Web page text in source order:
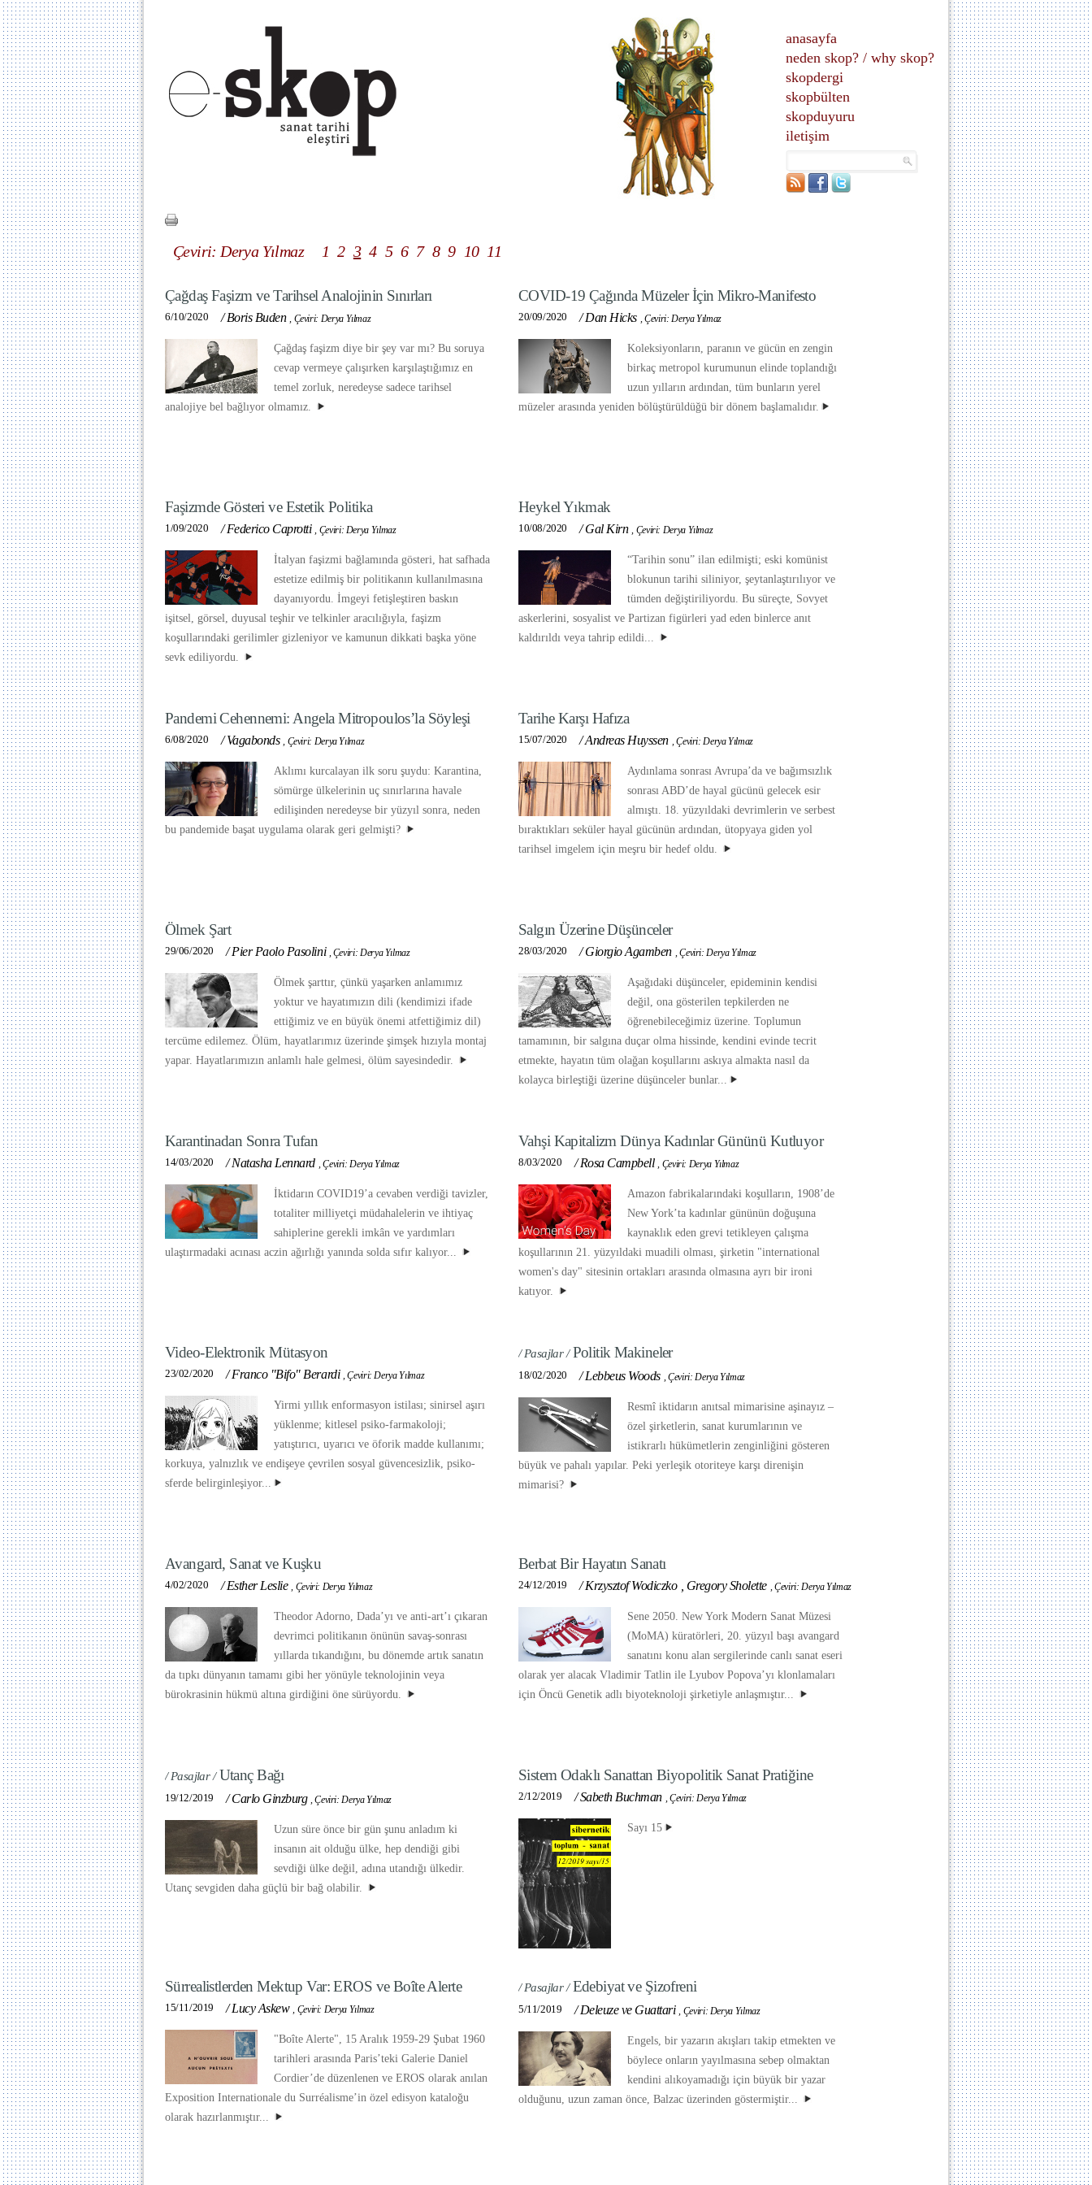
anasayfa
neden skop? / why skop?
skopdergi
skopbülten
skopduyuru
iletişim
Çeviri: Derya Yılmaz 1 2 3 4 5 6 7 8 9 10 11
Çağdaş Faşizm ve Tarihsel Analojinin Sınırları
6/10/2020 /Boris Buden , Çeviri: Derya Yılmaz
Çağdaş faşizm diye bir şey var mı? Bu soruya
cevap vermeye çalışırken karşılaştığımız en
temel zorluk, neredeyse sadece tarihsel
analojiye bel bağlıyor olmamız.
COVID-19 Çağında Müzeler İçin Mikro-Manifesto
20/09/2020 /Dan Hicks ,Çeviri: Derya Yılmaz
Koleksiyonların, paranın ve gücün en zengin
birkaç metropol kurumunun elinde toplandığı
uzun yılların ardından, tüm bunların yerel
müzeler arasında yeniden bölüştürüldüğü bir dönem başlamalıdır.
Faşizmde Gösteri ve Estetik Politika
1/09/2020 /Federico Caprotti , Çeviri: Derya Yılmaz
İtalyan faşizmi bağlamında gösteri, hat safhada
estetize edilmiş bir politikanın kullanılmasına
dayanıyordu. İmgeyi fetişleştiren baskın
işitsel, görsel, duyusal teşhir ve telkinler aracılığıyla, faşizm
koşullarındaki gerilimler gizleniyor ve kamunun dikkati başka yöne
sevk ediliyordu.
Heykel Yıkmak
10/08/2020 /Gal Kirn , Çeviri: Derya Yılmaz
“Tarihin sonu” ilan edilmişti; eski komünist
blokunun tarihi siliniyor, şeytanlaştırılıyor ve
tümden değiştiriliyordu. Bu süreçte, Sovyet
askerlerini, sosyalist ve Partizan figürleri yad eden binlerce anıt
kaldırıldı veya tahrip edildi...
Pandemi Cehennemi: Angela Mitropoulos’la Söyleşi
6/08/2020 /Vagabonds , Çeviri: Derya Yılmaz
Aklımı kurcalayan ilk soru şuydu: Karantina,
sömürge ülkelerinin uç sınırlarına havale
edilişinden neredeyse bir yüzyıl sonra, neden
bu pandemide başat uygulama olarak geri gelmişti?
Tarihe Karşı Hafıza
15/07/2020 /Andreas Huyssen ,Çeviri: Derya Yılmaz
Aydınlama sonrası Avrupa’da ve bağımsızlık
sonrası ABD’de hayal gücünü gelecek esir
almıştı. 18. yüzyıldaki devrimlerin ve serbest
bıraktıkları seküler hayal gücünün ardından, ütopyaya giden yol
tarihsel imgelem için meşru bir hedef oldu.
Ölmek Şart
29/06/2020 /Pier Paolo Pasolini ,Çeviri: Derya Yılmaz
Ölmek şarttır, çünkü yaşarken anlamımız
yoktur ve hayatımızın dili (kendimizi ifade
ettiğimiz ve en büyük önemi atfettiğimiz dil)
tercüme edilemez. Ölüm, hayatlarımız üzerinde şimşek hızıyla montaj
yapar. Hayatlarımızın anlamlı hale gelmesi, ölüm sayesindedir.
Salgın Üzerine Düşünceler
28/03/2020 /Giorgio Agamben ,Çeviri: Derya Yılmaz
Aşağıdaki düşünceler, epideminin kendisi
değil, ona gösterilen tepkilerden ne
öğrenebileceğimiz üzerine. Toplumun
tamamının, bir salgına duçar olma hissinde, kendini evinde tecrit
etmekte, hayatın tüm olağan koşullarını askıya almakta nasıl da
kolayca birleştiği üzerine düşünceler bunlar...
Karantinadan Sonra Tufan
14/03/2020 /Natasha Lennard ,Çeviri: Derya Yılmaz
İktidarın COVID19’a cevaben verdiği tavizler,
totaliter milliyetçi müdahalelerin ve ihtiyaç
sahiplerine gerekli imkân ve yardımları
ulaştırmadaki acınası aczin ağırlığı yanında solda sıfır kalıyor...
Vahşi Kapitalizm Dünya Kadınlar Gününü Kutluyor
8/03/2020 /Rosa Campbell , Çeviri: Derya Yılmaz
Amazon fabrikalarındaki koşulların, 1908’de
New York’ta kadınlar gününün doğuşuna
kaynaklık eden grevi tetikleyen çalışma
koşullarının 21. yüzyıldaki muadili olması, şirketin "international
women's day" sitesinin ortakları arasında olmasına ayrı bir ironi
katıyor.
Video-Elektronik Mütasyon
23/02/2020 /Franco "Bifo" Berardi ,Çeviri: Derya Yılmaz
Yirmi yıllık enformasyon istilası; sinirsel aşırı
yüklenme; kitlesel psiko-farmakoloji;
yatıştırıcı, uyarıcı ve öforik madde kullanımı;
korkuya, yalnızlık ve endişeye çevrilen sosyal güvencesizlik, psiko-
sferde belirginleşiyor...
/ Pasajlar /Politik Makineler
18/02/2020 /Lebbeus Woods ,Çeviri: Derya Yılmaz
Resmî iktidarın anıtsal mimarisine aşinayız –
özel şirketlerin, sanat kurumlarının ve
istikrarlı hükümetlerin zenginliğini gösteren
büyük ve pahalı yapılar. Peki yerleşik otoriteye karşı direnişin
mimarisi?
Avangard, Sanat ve Kuşku
4/02/2020 /Esther Leslie , Çeviri: Derya Yılmaz
Theodor Adorno, Dada’yı ve anti-art’ı çıkaran
devrimci politikanın önünün savaş-sonrası
yıllarda tıkandığını, bu dönemde artık sanatın
da tıpkı dünyanın tamamı gibi her yönüyle teknolojinin veya
bürokrasinin hükmü altına girdiğini öne sürüyordu.
Berbat Bir Hayatın Sanatı
24/12/2019 /Krzysztof Wodiczko Gregory Sholette ,Çeviri: Derya Yılmaz
Sene 2050. New York Modern Sanat Müzesi
(MoMA) küratörleri, 20. yüzyıl başı avangard
sanatını konu alan sergilerinde canlı sanat eseri
olarak yer alacak Vladimir Tatlin ile Lyubov Popova’yı klonlamaları
için Öncü Genetik adlı biyoteknoloji şirketiyle anlaşmıştır...
/ Pasajlar /Utanç Bağı
19/12/2019 /Carlo Ginzburg ,Çeviri: Derya Yılmaz
Uzun süre önce bir gün şunu anladım ki
insanın ait olduğu ülke, hep dendiği gibi
sevdiği ülke değil, adına utandığı ülkedir.
Utanç sevgiden daha güçlü bir bağ olabilir.
Sistem Odaklı Sanattan Biyopolitik Sanat Pratiğine
2/12/2019 /Sabeth Buchman ,Çeviri: Derya Yılmaz
Sayı 15
Sürrealistlerden Mektup Var: EROS ve Boîte Alerte
15/11/2019 /Lucy Askew , Çeviri: Derya Yılmaz
"Boîte Alerte", 15 Aralık 1959-29 Şubat 1960
tarihleri arasında Paris’teki Galerie Daniel
Cordier’de düzenlenen ve EROS olarak anılan
Exposition Internationale du Surréalisme’in özel edisyon kataloğu
olarak hazırlanmıştır...
/ Pasajlar /Edebiyat ve Şizofreni
5/11/2019 /Deleuze ve Guattari , Çeviri: Derya Yılmaz
Engels, bir yazarın akışları takip etmekten ve
böylece onların yayılmasına sebep olmaktan
kendini alıkoyamadığı için büyük bir yazar
olduğunu, uzun zaman önce, Balzac üzerinden göstermiştir...